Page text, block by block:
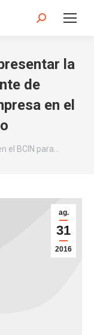
Search:
la
de
en el
el BCIN para…
ag.
31
2016